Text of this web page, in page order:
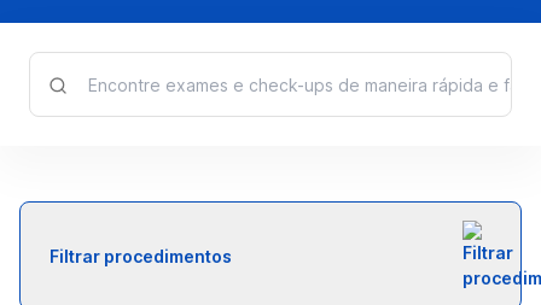
Filtrar procedimentos